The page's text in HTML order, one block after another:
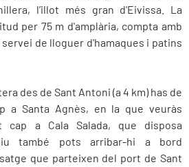
l’illot més gran d'Eivissa. La
per 75 m d'amplària, compta amb
de lloguer d'hamaques i patins
des de Sant Antoni (a 4 km) has de
a Santa Agnès, en la que veuràs
cap a Cala Salada, que disposa
també pots arribar-hi a bord
que parteixen del port de Sant